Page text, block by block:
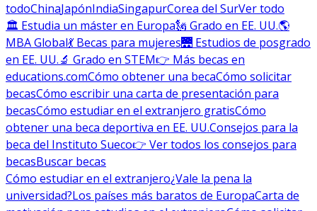
todoChinaJapónIndiaSingapurCorea del SurVer todo
🏛 Estudia un máster en Europa🗽 Grado en EE. UU.🌎
MBA Global💃 Becas para mujeres🌉 Estudios de posgrado
en EE. UU.🔬 Grado en STEM👉 Más becas en
educations.comCómo obtener una becaCómo solicitar
becasCómo escribir una carta de presentación para
becasCómo estudiar en el extranjero gratisCómo
obtener una beca deportiva en EE. UU.Consejos para la
beca del Instituto Sueco👉 Ver todos los consejos para
becasBuscar becas
Cómo estudiar en el extranjero¿Vale la pena la
universidad?Los países más baratos de EuropaCarta de